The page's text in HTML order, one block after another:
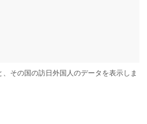
その国の訪日外国人のデータを表示しま